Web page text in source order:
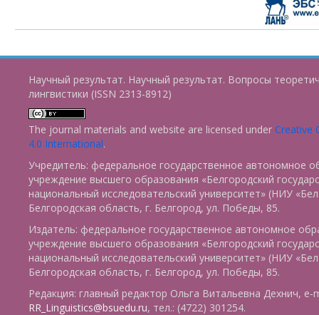
Научный результат. Научный результат. Вопросы
лингвистики (ISSN 2313-8912)
The journal materials and website are licensed under Creative
4.0 International.
Учредитель: федеральное государственное автономное
учреждение высшего образования «Белгородский
национальный исследовательский университет» (НИУ
Белгородская область, г. Белгород, ул. Победы, 85.
Издатель: федеральное государственное автономное
учреждение высшего образования «Белгородский
национальный исследовательский университет» (НИУ
Белгородская область, г. Белгород, ул. Победы, 85.
Редакция: главный редактор Ольга Витальевна Дехнич, e-
RR_Linguistics@bsuedu.ru, тел.: (4722) 301254.